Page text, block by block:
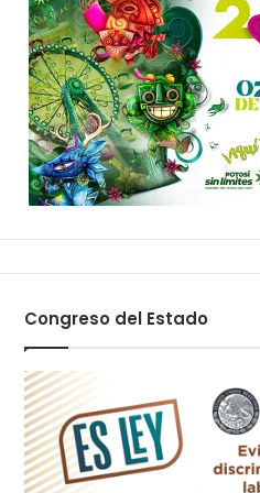
Congreso del Estado